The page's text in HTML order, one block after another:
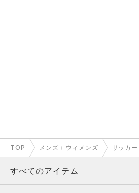
TOP メンズ＋ウィメンズ サッカー
すべてのアイテム